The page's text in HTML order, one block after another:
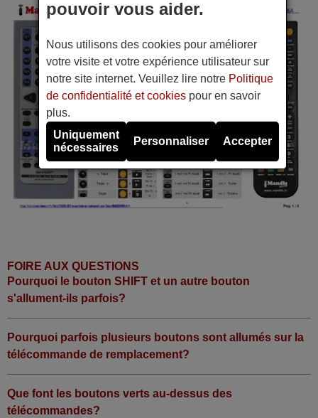
FOIRE AUX QUESTIONS
Pourquoi le bouton SHIFT et un autre bouton
s'allument-ils parfois?
Pourquoi parfois plusieurs boutons sont allumés sur la
télécommande de remplacement?
Que font les boutons verts au-dessus des
télécommandes?
pouvoir vous aider.
Nous utilisons des cookies pour améliorer
votre visite et votre expérience utilisateur sur
notre site internet. Veuillez lire notre Politique
de confidentialité et cookiespour en savoir
plus.
Uniquement
nécessaires
Personnaliser Accepter